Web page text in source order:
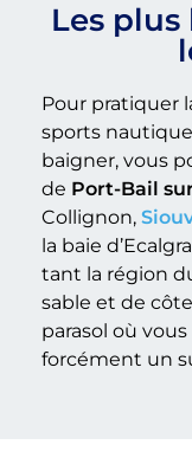
Les
Pour pratiquer
sports
baigner, vous
de Port-Bail
Collignon,
la baie
tant la région
sable et de
parasol où
forcément un